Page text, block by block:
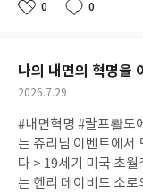
게 된다. 이런 점때문
반감이 되었다. 하지
직한 감정과 표현들은
설의 마지막에는 실제
지,습작들을 불태워 버
다. 나 또한 마지막 해
알았다. 이 소설은 재미적인 면모 보다는 가와바타 야스나라의 <설
좋
0
댓
0
작
나의 내면의 혁명을
작
일
2026.7.29
#내면혁명 #랄프뢀도
는 쥬리님 이벤트에서
다 > 19세기 미국 초
는 헨리 데이비드 소로